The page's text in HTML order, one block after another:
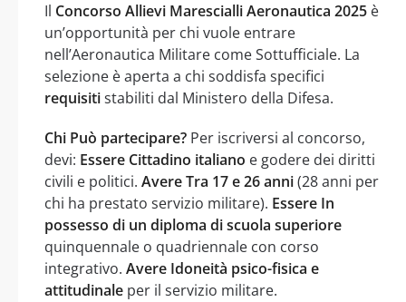
Il Concorso Allievi Marescialli Aeronautica 2025 è
un’opportunità per chi vuole entrare
nell’Aeronautica Militare come Sottufficiale. La
selezione è aperta a chi soddisfa specifici
requisitistabiliti dal Ministero della Difesa.
Chi Può partecipare? Per iscriversi al concorso,
devi: Essere Cittadino italiano e godere dei diritti
civili e politici. Avere Tra 17 e 26 anni(28 anni per
chi ha prestato servizio militare). Essere In
possesso di un diploma di scuola superiore
quinquennale o quadriennale con corso
integrativo. Avere Idoneità psico-fisica e
attitudinale per il servizio militare.